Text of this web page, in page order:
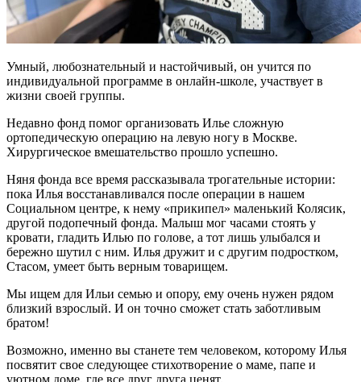
Умный, любознательный и настойчивый, он учится по
индивидуальной программе в онлайн-школе, участвует в
жизни своей группы.
Недавно фонд помог организовать Илье сложную
ортопедическую операцию на левую ногу в Москве.
Хирургическое вмешательство прошло успешно.
Няня фонда все время рассказывала трогательные истории:
пока Илья восстанавливался после операции в нашем
Социальном центре, к нему «прикипел» маленький Колясик,
другой подопечный фонда. Малыш мог часами стоять у
кровати, гладить Илью по голове, а тот лишь улыбался и
бережно шутил с ним. Илья дружит и с другим подростком,
Стасом, умеет быть верным товарищем.
Мы ищем для Ильи семью и опору, ему очень нужен рядом
близкий взрослый. И он точно сможет стать заботливым
братом!
Возможно, именно вы станете тем человеком, которому Илья
посвятит свое следующее стихотворение о маме, папе и
уютном доме, где все друг друга ценят.